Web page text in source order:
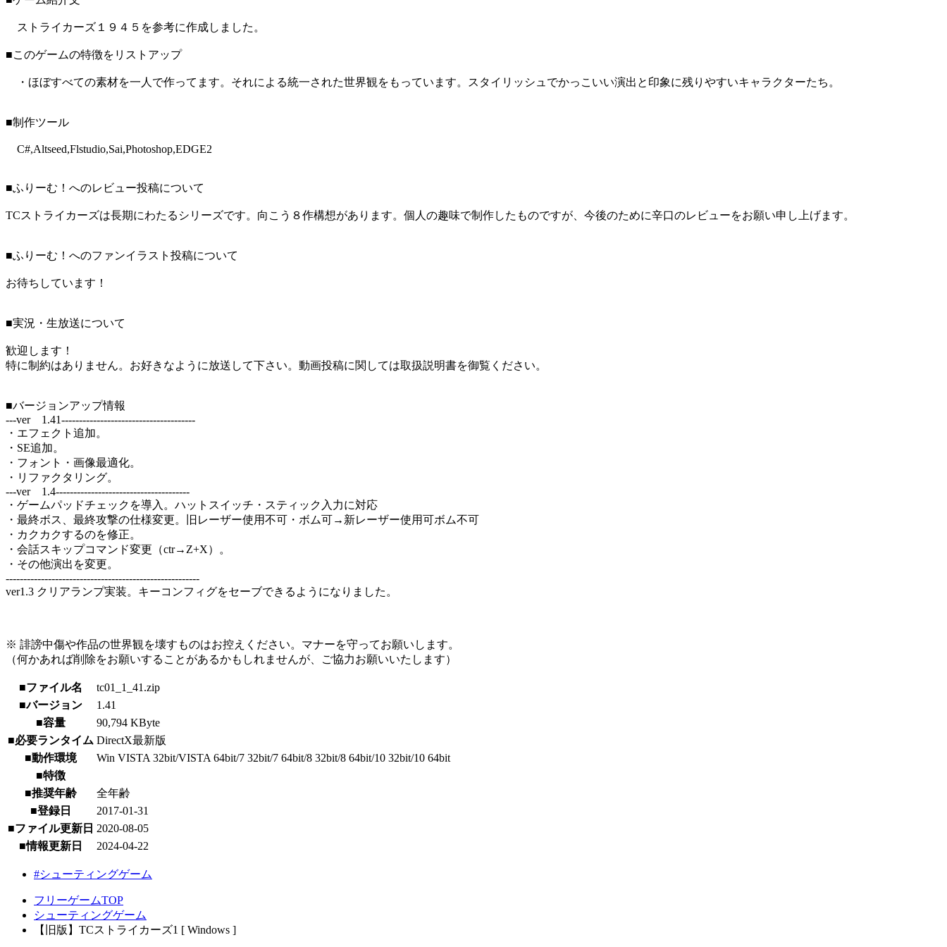
ストライカーズ１９４５を参考に作成しました。
■このゲームの特徴をリストアップ
・ほぼすべての素材を一人で作ってます。それによる統一された世界観をもっています。スタイリッシュでかっこいい演出と印象に残りやすいキャラクターたち。
■制作ツール
C#,Altseed,Flstudio,Sai,Photoshop,EDGE2
■ふりーむ！へのレビュー投稿について
TCストライカーズは長期にわたるシリーズです。向こう８作構想があります。個人の趣味で制作したものですが、今後のために辛口のレビューをお願い申し上げます。
■ふりーむ！へのファンイラスト投稿について
お待ちしています！
■実況・生放送について
歓迎します！
特に制約はありません。お好きなように放送して下さい。動画投稿に関しては取扱説明書を御覧ください。
■バージョンアップ情報
---ver 1.41--------------------------------------
・エフェクト追加。
・SE追加。
・フォント・画像最適化。
・リファクタリング。
---ver 1.4--------------------------------------
・ゲームパッドチェックを導入。ハットスイッチ・スティック入力に対応
・最終ボス、最終攻撃の仕様変更。旧レーザー使用不可・ボム可→新レーザー使用可ボム不可
・カクカクするのを修正。
・会話スキップコマンド変更（ctr→Z+X）。
・その他演出を変更。
-------------------------------------------------------
ver1.3 クリアランプ実装。キーコンフィグをセーブできるようになりました。
※ 誹謗中傷や作品の世界観を壊すものはお控えください。マナーを守ってお願いします。
（何かあれば削除をお願いすることがあるかもしれませんが、ご協力お願いいたします）
■ファイル名
tc01_1_41.zip
■バージョン
1.41
■容量
90,794 KByte
■必要ランタイム DirectX最新版
■動作環境
Win VISTA 32bit/VISTA 64bit/7 32bit/7 64bit/8 32bit/8 64bit/10 32bit/10 64bit
■特徴
■推奨年齢
全年齢
■登録日
2017-01-31
■ファイル更新日 2020-08-05
■情報更新日
2024-04-22
#シューティングゲーム
フリーゲームTOP
シューティングゲーム
【旧版】TCストライカーズ1 [ Windows ]